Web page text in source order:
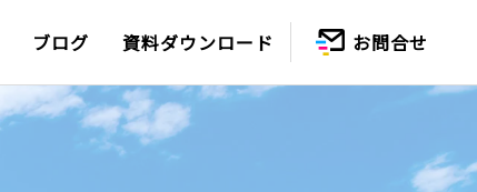
ブログ 資料ダウンロード お問合せ